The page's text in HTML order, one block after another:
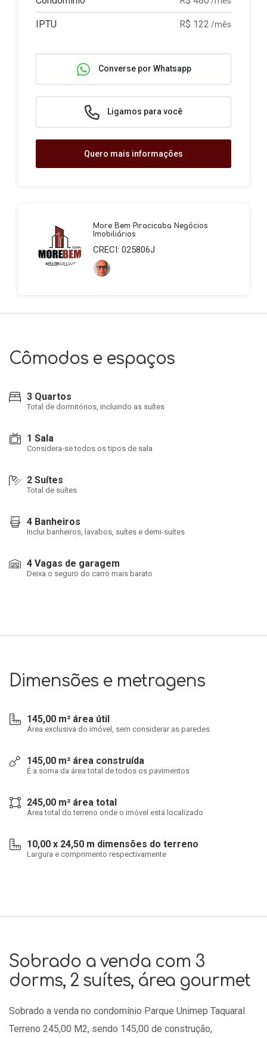
IPTU R$ 122 /mês
Converse por Whatsapp
Ligamos para você
Quero mais informações
More Bem Piracicaba Negócios
Imobiliários
CRECI: 025806J
Cômodos e espaços
3 Quartos
Total de dormitórios, incluindo as suítes
1 Sala
Considera-se todos os tipos de sala
2 Suítes
Total de suítes
4 Banheiros
Inclui banheiros, lavabos, suítes e demi-suítes
4 Vagas de garagem
Deixa o seguro do carro mais barato
Dimensões e metragens
145,00 m² área útil
Área exclusiva do imóvel, sem considerar as paredes
145,00 m² área construída
É a soma da área total de todos os pavimentos
245,00 m² área total
Área total do terreno onde o imóvel está localizado
10,00 x 24,50 m dimensões do terreno
Largura e comprimento respectivamente
Sobrado a venda com 3
dorms, 2 suítes, área gourmet
Sobrado a venda no condomínio Parque Unimep Taquaral
Terreno 245,00 M2, sendo 145,00 de construção,